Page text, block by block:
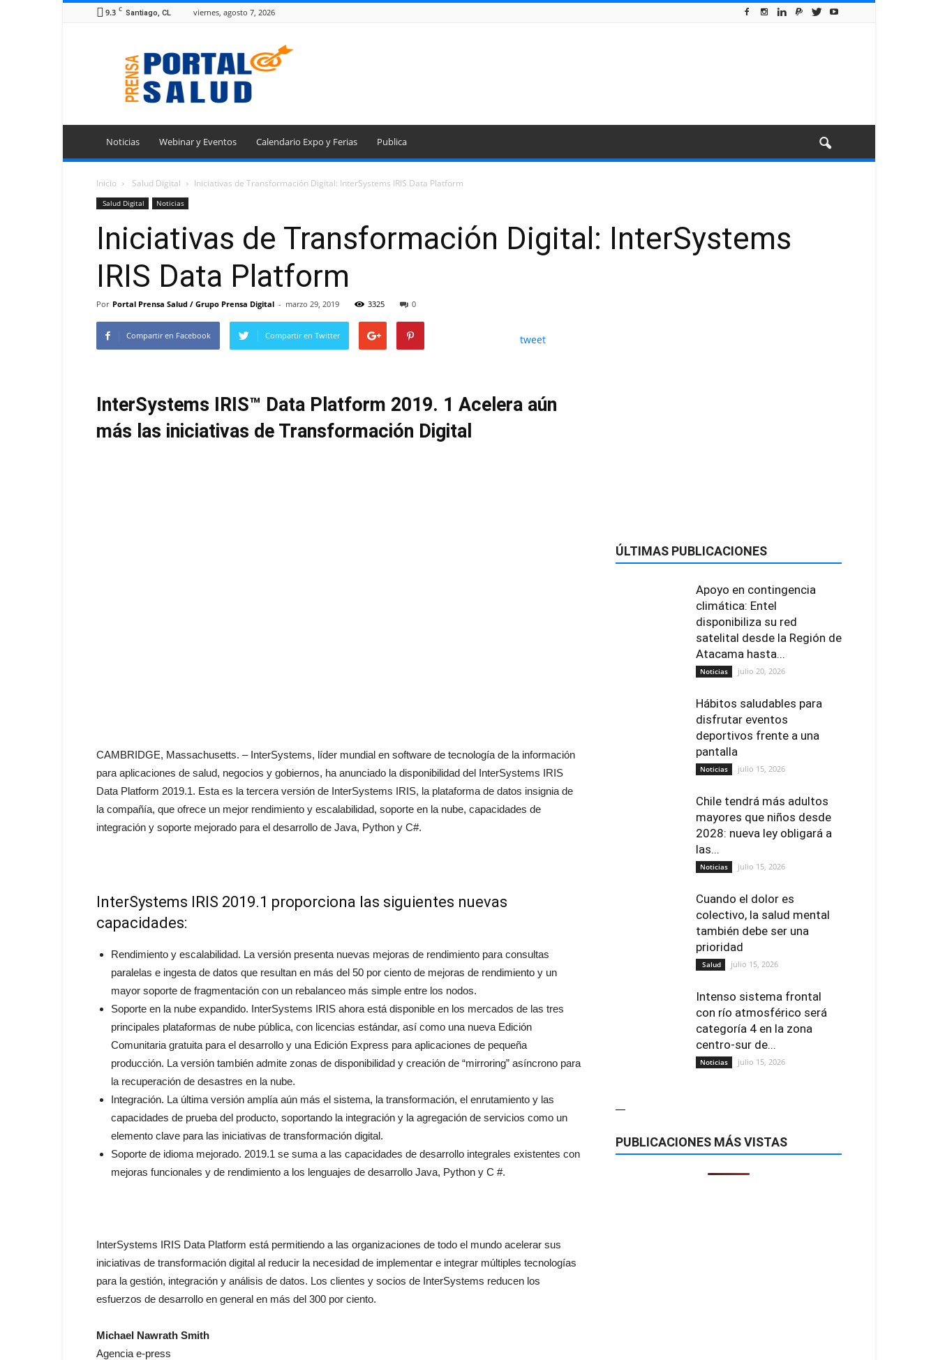
9.3 C Santiago, CL viernes, agosto 7, 2026
Portal
Prensa
Salud
Noticias Webinar y Eventos Calendario Expo y Ferias Publica
Inicio Salud Digital Iniciativas de Transformación Digital: InterSystems IRIS Data Platform
Salud Digital Noticias
Iniciativas de Transformación Digital: InterSystems
IRIS Data Platform
Por Portal Prensa Salud / Grupo Prensa Digital - marzo 29, 2019 3325 0
Compartir en Facebook Compartir en Twitter tweet
InterSystems IRIS™ Data Platform 2019. 1 Acelera aún
más las iniciativas de Transformación Digital
CAMBRIDGE, Massachusetts. – InterSystems, líder mundial en software de tecnología de la información
para aplicaciones de salud, negocios y gobiernos, ha anunciado la disponibilidad del InterSystems IRIS
Data Platform 2019.1. Esta es la tercera versión de InterSystems IRIS, la plataforma de datos insignia de
la compañía, que ofrece un mejor rendimiento y escalabilidad, soporte en la nube, capacidades de
integración y soporte mejorado para el desarrollo de Java, Python y C#.
InterSystems IRIS 2019.1 proporciona las siguientes nuevas
capacidades:
Rendimiento y escalabilidad. La versión presenta nuevas mejoras de rendimiento para consultas
paralelas e ingesta de datos que resultan en más del 50 por ciento de mejoras de rendimiento y un
mayor soporte de fragmentación con un rebalanceo más simple entre los nodos.
Soporte en la nube expandido. InterSystems IRIS ahora está disponible en los mercados de las tres
principales plataformas de nube pública, con licencias estándar, así como una nueva Edición
Comunitaria gratuita para el desarrollo y una Edición Express para aplicaciones de pequeña
producción. La versión también admite zonas de disponibilidad y creación de “mirroring” asíncrono para
la recuperación de desastres en la nube.
Integración. La última versión amplía aún más el sistema, la transformación, el enrutamiento y las
capacidades de prueba del producto, soportando la integración y la agregación de servicios como un
elemento clave para las iniciativas de transformación digital.
Soporte de idioma mejorado. 2019.1 se suma a las capacidades de desarrollo integrales existentes con
mejoras funcionales y de rendimiento a los lenguajes de desarrollo Java, Python y C #.
InterSystems IRIS Data Platform está permitiendo a las organizaciones de todo el mundo acelerar sus
iniciativas de transformación digital al reducir la necesidad de implementar e integrar múltiples tecnologías
para la gestión, integración y análisis de datos. Los clientes y socios de InterSystems reducen los
esfuerzos de desarrollo en general en más del 300 por ciento.
Michael Nawrath Smith
Agencia e-press
ÚLTIMAS PUBLICACIONES
Apoyo en contingencia
climática: Entel
disponibiliza su red
satelital desde la Región de
Atacama hasta...
Noticias julio 20, 2026
Hábitos saludables para
disfrutar eventos
deportivos frente a una
pantalla
Noticias julio 15, 2026
Chile tendrá más adultos
mayores que niños desde
2028: nueva ley obligará a
las...
Noticias julio 15, 2026
Cuando el dolor es
colectivo, la salud mental
también debe ser una
prioridad
Salud julio 15, 2026
Intenso sistema frontal
con río atmosférico será
categoría 4 en la zona
centro-sur de...
Noticias julio 15, 2026
—
PUBLICACIONES MÁS VISTAS